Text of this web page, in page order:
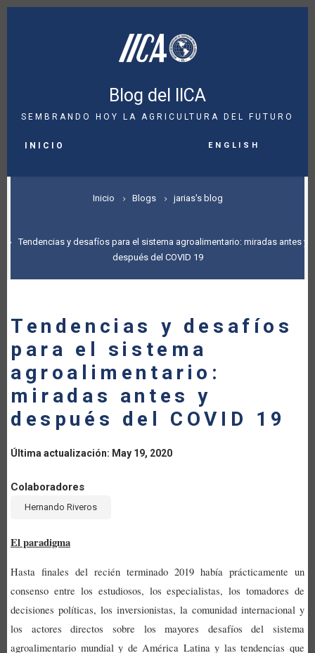
Pasar
Blog del IICA
SEMBRANDO HOY LA AGRICULTURA DEL FUTURO
NAVIGATION
INICIO English
SOBRESCRIBIR
DE
AYUDA
LA
NAVEGACIÓN
Inicio Blogs jarias's blog
Tendencias y desafíos para el sistema agroalimentario: miradas antes y
después del COVID 19
Tendencias y desafíos
para el sistema
agroalimentario:
miradas antes y
después del COVID 19
Última actualización: May 19, 2020
Colaboradores
Hernando Riveros
El paradigma
Hasta finales del recién terminado 2019 había prácticamente un
consenso entre los estudiosos, los especialistas, los tomadores de
decisiones políticas, los inversionistas, la comunidad internacional y
los actores directos sobre los mayores desafíos del sistema
agroalimentario mundial y de América Latina y las tendencias que